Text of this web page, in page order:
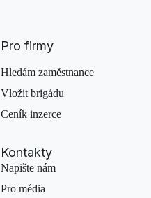
Pro firmy
Hledám zaměstnance
Vložit brigádu
Ceník inzerce
Kontakty
Napište nám
Pro média